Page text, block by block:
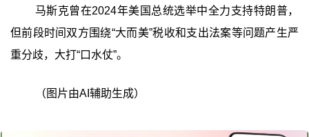
马斯克曾在2024年美国总统选举中全力支持特朗普，
但前段时间双方围绕“大而美”税收和支出法案等问题产生严
重分歧，大打“口水仗”。
（图片由AI辅助生成）